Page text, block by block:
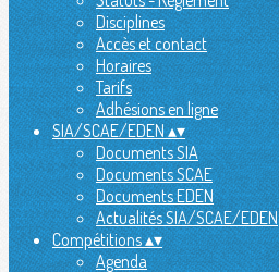
Disciplines
Accès et contact
Horaires
Tarifs
Adhésions en ligne
SIA/SCAE/EDEN▴▾
Documents SIA
Documents SCAE
Documents EDEN
Actualités SIA/SCAE/EDEN
Compétitions▴▾
Agenda